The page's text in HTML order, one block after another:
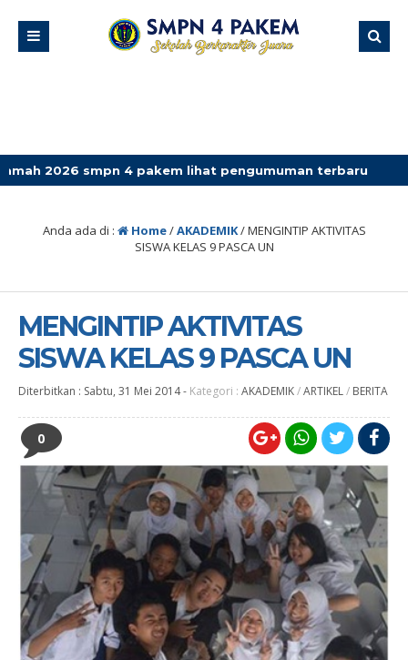
4 pakem lihat pengumuman terbaru
Anda ada di : Home/AKADEMIK/MENGINTIP AKTIVITAS
SISWA KELAS 9 PASCA UN
MENGINTIP AKTIVITAS
SISWA KELAS 9 PASCA UN
Diterbitkan : Sabtu, 31 Mei 2014- Kategori : AKADEMIK/ARTIKEL/ BERITA
0